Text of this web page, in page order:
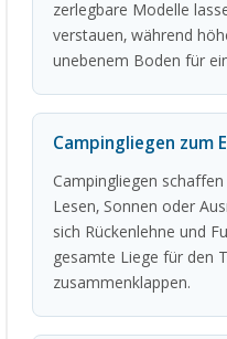
zerlegbare Modelle
verstauen, während
unebenem Boden für
Campingliegen zum
Campingliegen
Lesen, Sonnen oder
sich Rückenlehne und
gesamte Liege für den
zusammenklappen.